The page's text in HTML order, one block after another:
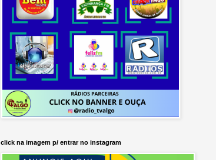
click na imagem p/ entrar no instagram